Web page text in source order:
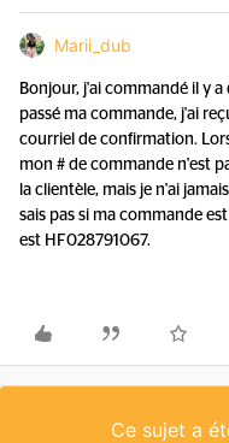
Marii_dub
Bonjour, j'ai commandé il y
passé ma commande, j'ai
courriel de confirmation.
mon # de commande n'est
la clientèle, mais je n'ai
sais pas si ma commande
est HF028791067.
Ce sujet a